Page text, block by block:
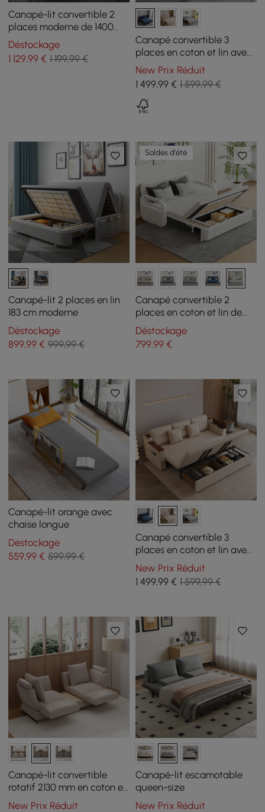
Canapé-lit convertible 2
places moderne de 1400
mm, rembourrage en coton
et lin
Déstockage
1 129,99 € 1 199,99 €
Canapé convertible 3
places en coton et lin avec
rangement, 210 cm
New Prix Réduit
1 499,99€ 1 599,99 €
Canapé-lit 2 places en lin
183 cm moderne
Déstockage
899,99 € 999,99 €
Soldes d'été
Canapé convertible 2
places en coton et lin de
154 cm avec rangement
Déstockage
799,99€
Canapé-lit orange avec
chaise longue
Déstockage
559,99 € 599,99 €
Canapé convertible 3
places en coton et lin avec
rangement, 210 cm
New Prix Réduit
1 499,99€ 1 599,99 €
Canapé-lit convertible
rotatif 2130 mm en coton et
lin
New Prix Réduit
Canapé-lit escamotable
queen-size
New Prix Réduit